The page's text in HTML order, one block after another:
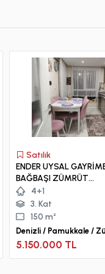
Satılık
ENDER UYSAL
BAĞBAŞI ZÜMRÜT
MAHALLESİNDE
MANZARALI SATILIK
DAİRE
4+1
3. Kat
150 m²
Denizli / Pamukkale /
5.150.000 TL